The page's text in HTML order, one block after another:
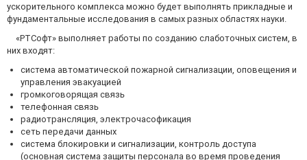
ускорительного комплекса можно будет выполнять прикладные и
фундаментальные исследования в самых разных областях науки.
«РТСофт» выполняет работы по созданию слаботочных систем, в
них входят:
система автоматической пожарной сигнализации, оповещения и
управления эвакуацией
громкоговорящая связь
телефонная связь
радиотрансляция, электрочасофикация
сеть передачи данных
система блокировки и сигнализации, контроль доступа
(основная система защиты персонала во время проведения